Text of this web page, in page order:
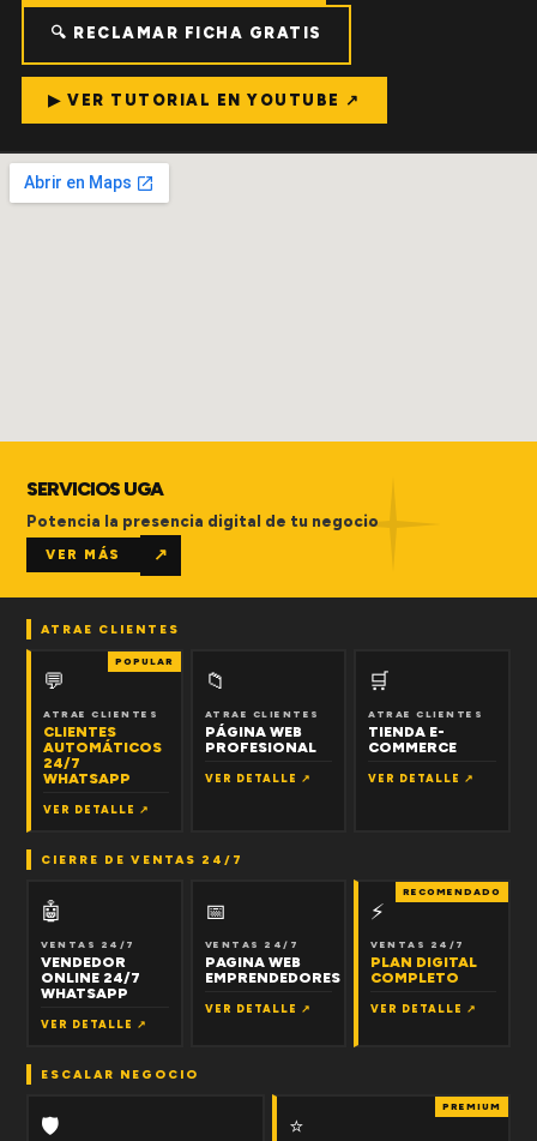
🔍 RECLAMAR FICHA GRATIS
▶ VER TUTORIAL EN YOUTUBE ↗
SERVICIOS UGA
Potencia la presencia digital de tu negocio
VER MÁS ↗
ATRAE CLIENTES
POPULAR
💬
ATRAE CLIENTES
CLIENTES
AUTOMÁTICOS
24/7
WHATSAPP
VER DETALLE ↗
📁
ATRAE CLIENTES
PÁGINA WEB
PROFESIONAL
VER DETALLE ↗
🛒
ATRAE CLIENTES
TIENDA E-
COMMERCE
VER DETALLE ↗
CIERRE DE VENTAS 24/7
🤖
VENTAS 24/7
VENDEDOR
ONLINE 24/7
WHATSAPP
VER DETALLE ↗
📅
VENTAS 24/7
PAGINA WEB
EMPRENDEDORES
VER DETALLE ↗
RECOMENDADO
⚡
VENTAS 24/7
PLAN DIGITAL
COMPLETO
VER DETALLE ↗
ESCALAR NEGOCIO
🛡
PREMIUM
⭐